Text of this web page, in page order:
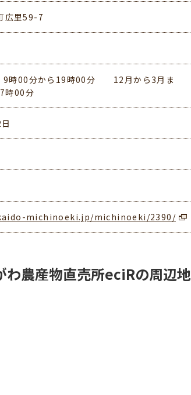
広里59-7
9時00分から19時00分 12月から3月ま
時00分
michinoeki.jp/michinoeki/2390/
わ農産物直売所eciRの周辺地